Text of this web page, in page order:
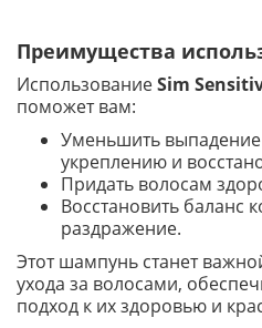
Преимущества
ИспользованиеSim
поможет вам:
Уменьшить выпадение
укреплению и
Придать волосам
Восстановить баланс
раздражение.
Этот шампунь станет
ухода за волосами,
подход к их здоровью и